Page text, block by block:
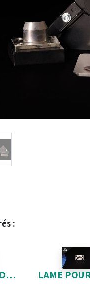
:
LAME POUR COIN ROND1/4"